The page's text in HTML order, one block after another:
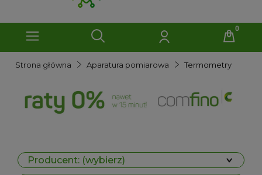
Strona główna Aparatura pomiarowa Termometry
Producent: (wybierz)